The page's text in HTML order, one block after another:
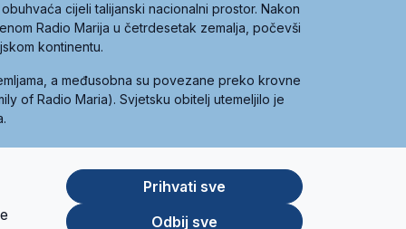
cijeli talijanski nacionalni prostor. Nakon
Radio Marija u četrdesetak zemalja, počevši
kontinentu.
a međusobna su povezane preko krovne
of Radio Maria). Svjetsku obitelj utemeljilo je
Prihvati sve
Odbij sve